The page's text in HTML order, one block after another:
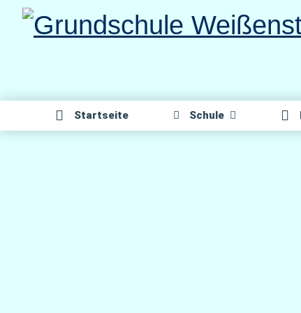
Direkt
Start­sei­te Schu­le